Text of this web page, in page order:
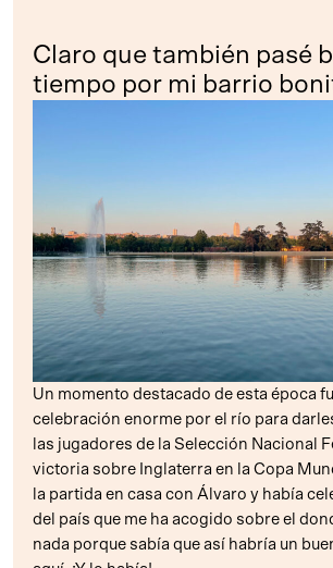
Claro que también pasé
tiempo por mi barrio
Un momento destacado de esta época
celebración enorme por el río para
las jugadores de la Selección Nacional
victoria sobre Inglaterra en la Copa
la partida en casa con Álvaro y había
del país que me ha acogido sobre el
nada porque sabía que así habría un